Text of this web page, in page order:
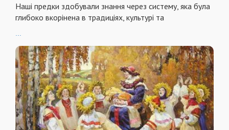
Наші предки здобували знання через систему, яка була
глибоко вкорінена в традиціях, культурі та